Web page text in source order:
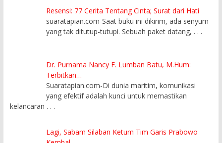
Resensi: 77 Cerita Tentang Cinta; Surat dari Hati
suaratapian.com-Saat buku ini dikirim, ada senyum
yang tak ditutup-tutupi. Sebuah paket datang, . . .
Dr. Purnama Nancy F. Lumban Batu, M.Hum:
Terbitkan…
Suaratapian.com-Di dunia maritim, komunikasi
yang efektif adalah kunci untuk memastikan
kelancaran . . .
Lagi, Sabam Silaban Ketum Tim Garis Prabowo